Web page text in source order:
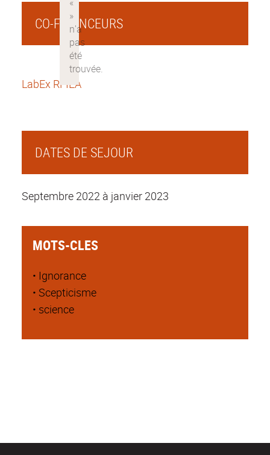
CO-FINANCEURS
LabEx RFIEA
DATES DE SEJOUR
Septembre 2022 à janvier 2023
MOTS-CLES
• Ignorance
• Scepticisme
• science